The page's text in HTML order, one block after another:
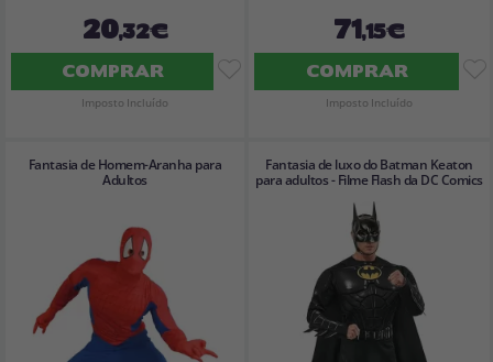
20,32€
COMPRAR
Imposto Incluído
71,15€
COMPRAR
Imposto Incluído
Fantasia de Homem-Aranha para
Adultos
Fantasia de luxo do Batman Keaton
para adultos - Filme Flash da DC Comics